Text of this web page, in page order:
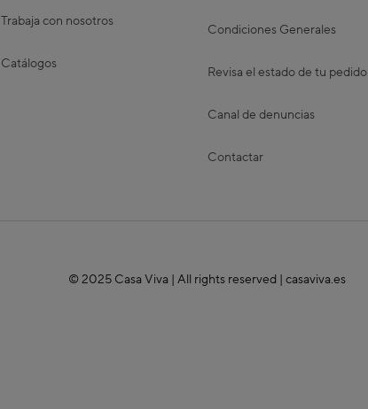
Trabaja con nosotros
Catálogos
Condiciones Generales
Revisa el estado de tu pedido
Canal de denuncias
Contactar
© 2025 Casa Viva | All rights reserved | casaviva.es